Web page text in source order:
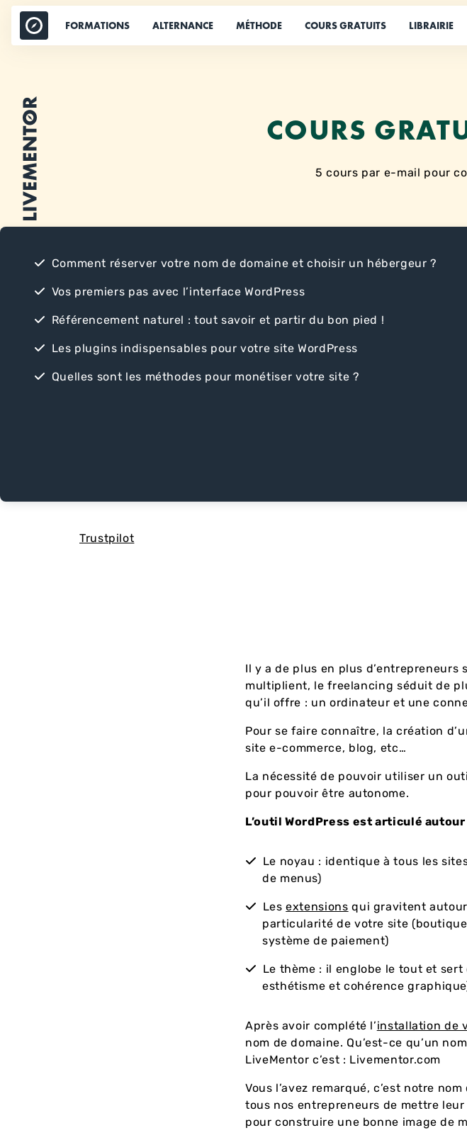
Aller
contenu
FORMATIONS ALTERNANCE MÉTHODE COURS GRATUITS LIBRAIRIE
COURS
5 cours par e-mail pour
Comment réserver votre nom de domaine et choisir un hébergeur ?
Vos premiers pas avec l’interface WordPress
Référencement naturel : tout savoir et partir du bon pied !
Les plugins indispensables pour votre site WordPress
Quelles sont les méthodes pour monétiser votre site ?
Trustpilot
Il y a de plus en plus
multiplient, le freelancing séduit de
qu’il offre : un ordinateur et une
Pour se faire connaître, la création
site e-commerce, blog, etc…
La nécessité de pouvoir utiliser un
pour pouvoir être autonome.
L’outil WordPress est articulé autour
Le noyau : identique à tous les
de menus)
Lesextensions qui gravitent
particularité de votre site
système de paiement)
Le thème : il englobe le tout et sert
esthétisme et cohérence
Après avoir complété l’installation de
nom de domaine. Qu’est-ce qu’un
LiveMentor c’est : Livementor.com
Vous l’avez remarqué, c’est notre
tous nos entrepreneurs de mettre
pour construire une bonne image de